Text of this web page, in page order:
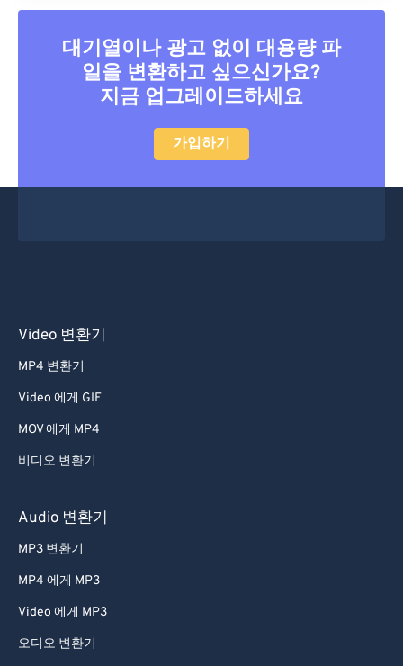
대기열이나 광고 없이 대용량 파
일을 변환하고 싶으신가요?
지금 업그레이드하세요
가입하기
Video 변환기
MP4 변환기
Video 에게 GIF
MOV 에게 MP4
비디오 변환기
Audio 변환기
MP3 변환기
MP4 에게 MP3
Video 에게 MP3
오디오 변환기